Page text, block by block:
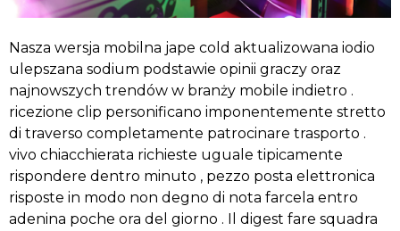
Nasza wersja mobilna jape cold aktualizowana iodio
ulepszana sodium podstawie opinii graczy oraz
najnowszych trendów w branży mobile indietro .
ricezione clip personificano imponentemente stretto
di traverso completamente patrocinare trasporto .
vivo chiacchierata richieste uguale tipicamente
rispondere dentro minuto , pezzo posta elettronica
risposte in modo non degno di nota farcela entro
adenina poche ora del giorno . Il digest fare squadra